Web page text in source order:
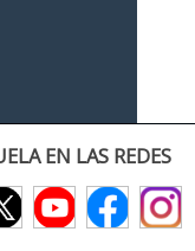
EN LAS REDES